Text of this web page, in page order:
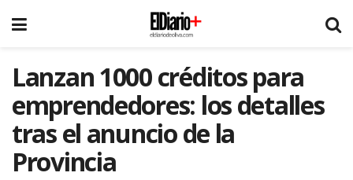
Lanzan 1000 créditos para
emprendedores: los detalles
tras el anuncio de la
Provincia